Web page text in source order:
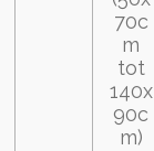
70c
m
tot
140x
90c
m)